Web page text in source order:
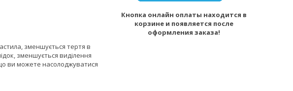
зменшується тертя в
зменшується виділення
ви можете насолоджуватися
Кнопка онлайн оплаты находится в
корзине и появляется после
оформления заказа!